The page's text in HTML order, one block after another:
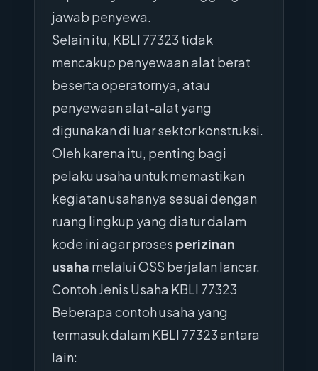
jawab penyewa.
Selain itu, KBLI 77323 tidak
mencakup penyewaan alat berat
beserta operatornya, atau
penyewaan alat-alat yang
digunakan di luar sektor konstruksi.
Oleh karena itu, penting bagi
pelaku usaha untuk memastikan
kegiatan usahanya sesuai dengan
ruang lingkup yang diatur dalam
kode ini agar proses perizinan
usaha melalui OSS berjalan lancar.
Contoh Jenis Usaha KBLI 77323
Beberapa contoh usaha yang
termasuk dalam KBLI 77323 antara
lain: